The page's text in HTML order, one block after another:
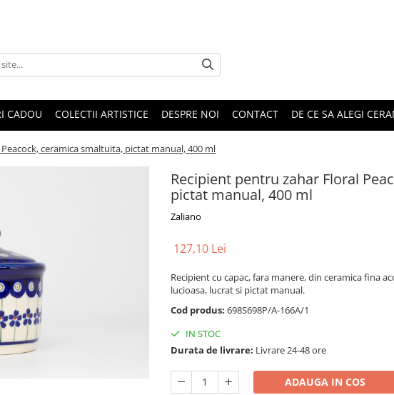
CADOU COLECTII ARTISTICE DESPRE NOI CONTACT DE CE SA ALEGI
ceramica smaltuita, pictat manual, 400 ml
Recipient pentru zahar Floral
pictat manual, 400 ml
Zaliano
127,10 Lei
Recipient cu capac, fara manere, din ceramica fina
lucioasa, lucrat si pictat manual.
Cod produs: 698S698P/A-166A/1
IN STOC
Durata de livrare: Livrare 24-48 ore
ADAUGA IN COS